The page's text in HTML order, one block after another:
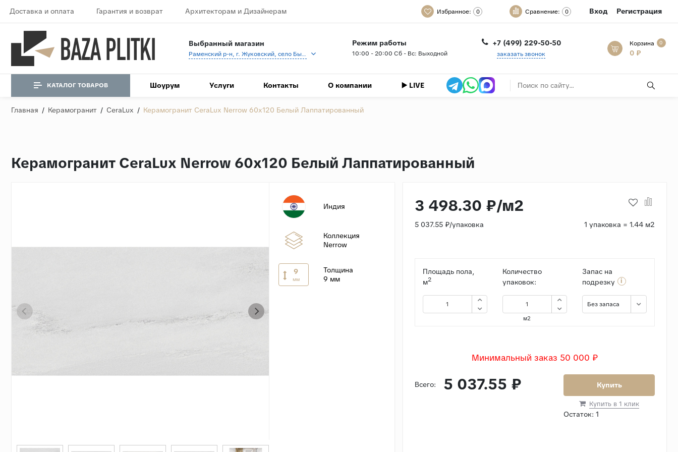
Доставка и оплата Гарантия и возврат Архитекторам и Дизайнерам Избранное: 0 Сравнение: 0 Вход Регистрация
Выбранный магазин
Раменский р-н, г. Жуковский, село Быково, кп Спартак, Береговая ул., 1
Режим работы
10:00 - 20:00 Сб - Вс: Выходной
+7 (499) 229-50-50
заказать звонок
Корзина 0
0 ₽
КАТАЛОГ ТОВАРОВ Шоурум Услуги Контакты О компании ▶️ LIVE
Главная / Керамогранит / CeraLux / Керамогранит CeraLux Nerrow 60x120 Белый Лаппатированный
Керамогранит CeraLux Nerrow 60x120 Белый Лаппатированный
Индия
Коллекция
Nerrow
9
мм
Толщина
9 мм
3 498.30 ₽/м2
5 037.55 ₽/упаковка 1 упаковка = 1.44 м2
Площадь пола,
м2
Количество
упаковок:
м2
Запас на
подрезку
i
Без запаса
Минимальный заказ 50 000 ₽
Всего: 5 037.55 ₽ Купить
Купить в 1 клик
Остаток:1